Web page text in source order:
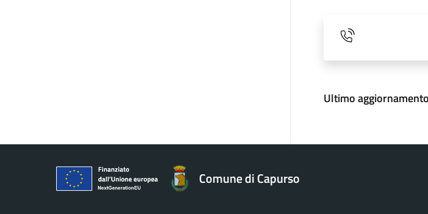
Ultimo
Comune di Capurso